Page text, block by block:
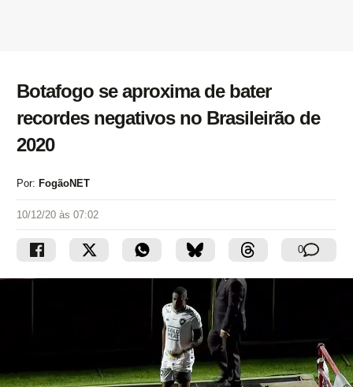
Botafogo se aproxima de bater
recordes negativos no Brasileirão de
2020
Por: FogãoNET
10/12/20 às 07:02
0